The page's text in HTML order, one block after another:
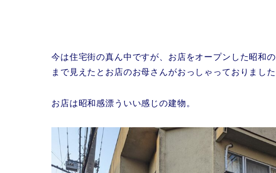
今は住宅街の真ん中ですが、お店をオープンした昭和
まで見えたとお店のお母さんがおっしゃっておりました
お店は昭和感漂ういい感じの建物。